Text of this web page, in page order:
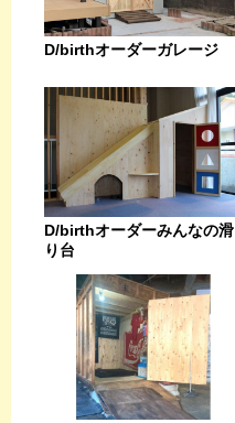
D/birthオーダーガレージ
D/birthオーダーみんなの滑
り台